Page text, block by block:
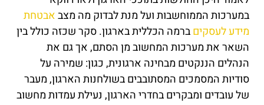
במערכות הממוחשבות ועל מנת לבדוק מה מצבאבטחת
מידע לעסקיםברמה הכללית בארגון. סקר שכזה כולל בין
השאר את מערכות המחשוב מן הסתם, אך גם את
הנהלים הננקטים מבחינה ארגונית, כגון: שמירה על
סודיות המסמכים המסתובבים בשולחנות הארגון, מעבר
של עובדים ומבקרים בחדרי הארגון, נעילת עמדות מחשוב